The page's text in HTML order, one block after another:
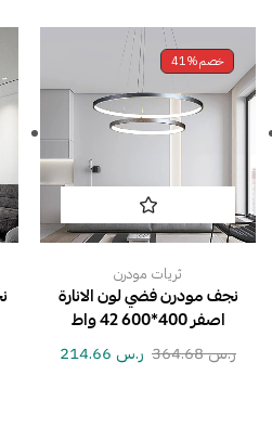
خصم41%
ثريات مودرن
نجف مودرن فضي لون الانارة
اصفر 400*600 42 واط
ر.س364.68 ر.س